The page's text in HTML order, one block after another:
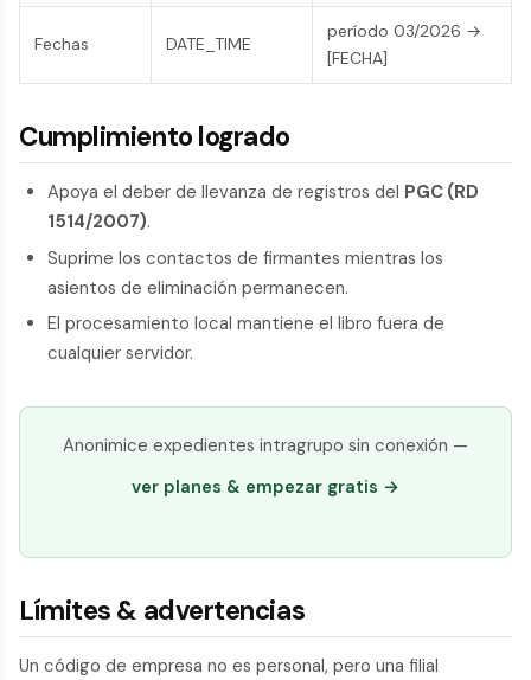
Fechas DATE_TIME
período 03/2026 →
[FECHA]
Cumplimiento logrado
Apoya el deber de llevanza de registros del PGC (RD
1514/2007).
Suprime los contactos de firmantes mientras los
asientos de eliminación permanecen.
El procesamiento local mantiene el libro fuera de
cualquier servidor.
Anonimice expedientes intragrupo sin conexión —
ver planes & empezar gratis →
Límites & advertencias
Un código de empresa no es personal, pero una filial